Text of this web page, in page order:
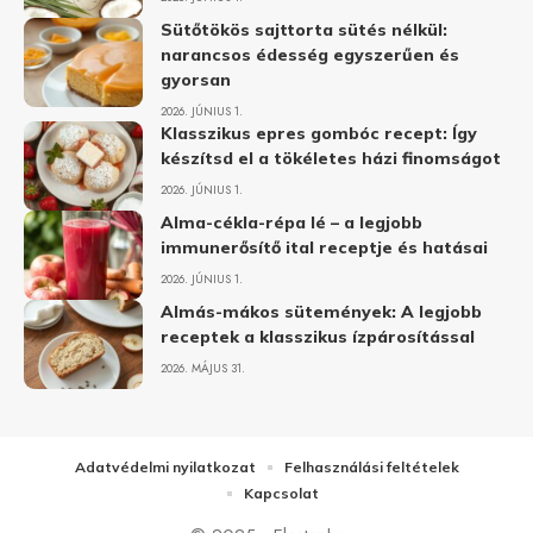
Sütőtökös sajttorta sütés nélkül:
narancsos édesség egyszerűen és
gyorsan
2026. JÚNIUS 1.
Klasszikus epres gombóc recept: Így
készítsd el a tökéletes házi finomságot
2026. JÚNIUS 1.
Alma-cékla-répa lé – a legjobb
immunerősítő ital receptje és hatásai
2026. JÚNIUS 1.
Almás-mákos sütemények: A legjobb
receptek a klasszikus ízpárosítással
2026. MÁJUS 31.
Adatvédelmi nyilatkozat
Felhasználási feltételek
Kapcsolat